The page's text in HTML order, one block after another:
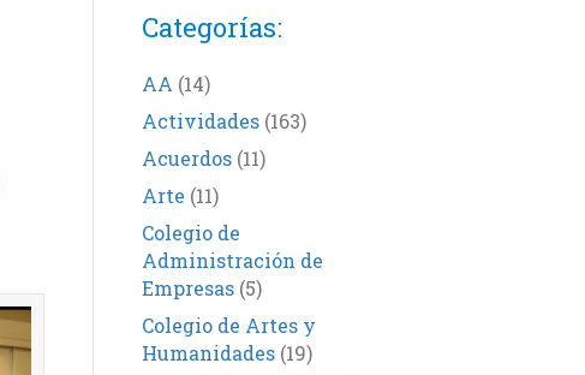
Categorías:
AA (14)
Actividades(163)
Acuerdos(11)
Arte (11)
Colegio de
Administración de
Empresas(5)
Colegio de Artes y
Humanidades(19)